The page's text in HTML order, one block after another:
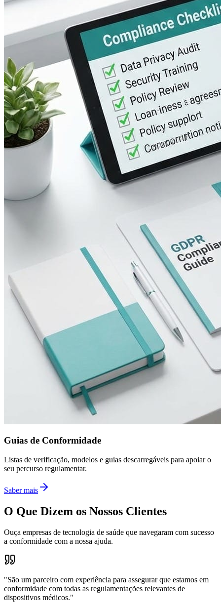
Guias de Conformidade
Listas de verificação, modelos e guias descarregáveis para apoiar o
seu percurso regulamentar.
Saber mais
O Que Dizem os Nossos Clientes
Ouça empresas de tecnologia de saúde que navegaram com sucesso
a conformidade com a nossa ajuda.
"São um parceiro com experiência para assegurar que estamos em
conformidade com todas as regulamentações relevantes de
dispositivos médicos."